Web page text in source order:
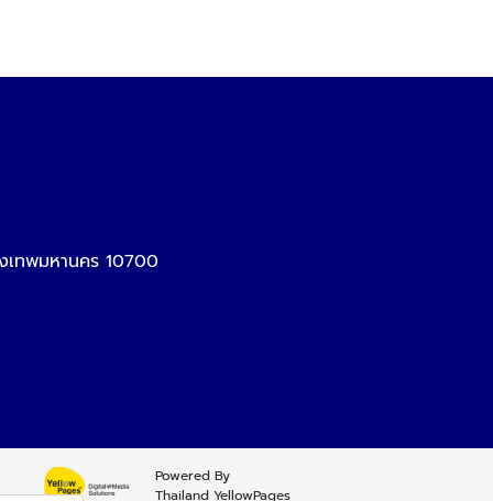
ทพมหานคร 10700
Powered By
Thailand YellowPages